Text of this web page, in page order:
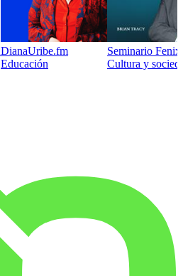
DianaUribe.fm
Educación
Seminario
Cultura y